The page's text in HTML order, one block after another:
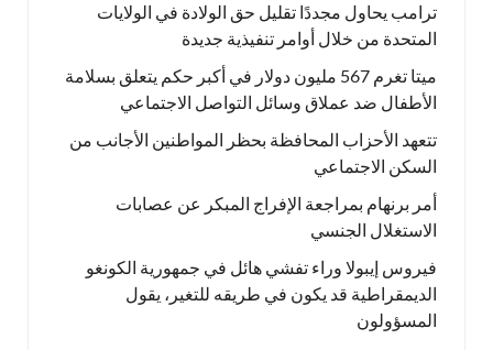
ترامب يحاول مجددًا تقليل حق الولادة في الولايات
المتحدة من خلال أوامر تنفيذية جديدة
ميتا تغرم 567 مليون دولار في أكبر حكم يتعلق بسلامة
الأطفال ضد عملاق وسائل التواصل الاجتماعي
تتعهد الأحزاب المحافظة بحظر المواطنين الأجانب من
السكن الاجتماعي
أمر برنهام بمراجعة الإفراج المبكر عن عصابات
الاستغلال الجنسي
فيروس إيبولا وراء تفشي هائل في جمهورية الكونغو
الديمقراطية قد يكون في طريقه للتغير، يقول
المسؤولون